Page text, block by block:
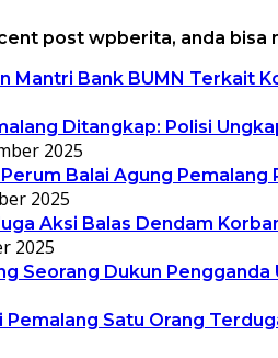
post wpberita, anda bisa
Mantri Bank BUMN Terkait
Ditangkap: Polisi
2025
Balai Agung Pemalang
2025
Aksi Balas Dendam
2025
Seorang Dukun Pengganda
Satu Orang